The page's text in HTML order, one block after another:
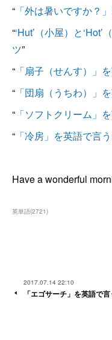
“ 「外は暑いですか？
“‘Hut’（小屋）と
ツ”
“ 「扇子（せんす）」
“ 「団扇（うちわ）」
“ 「ソフトクリーム」
“ 「冷房」を英語で言
Have a wonderful
英単語(2721)
2017.07.14 22:10
「エゴサーチ」を英語で